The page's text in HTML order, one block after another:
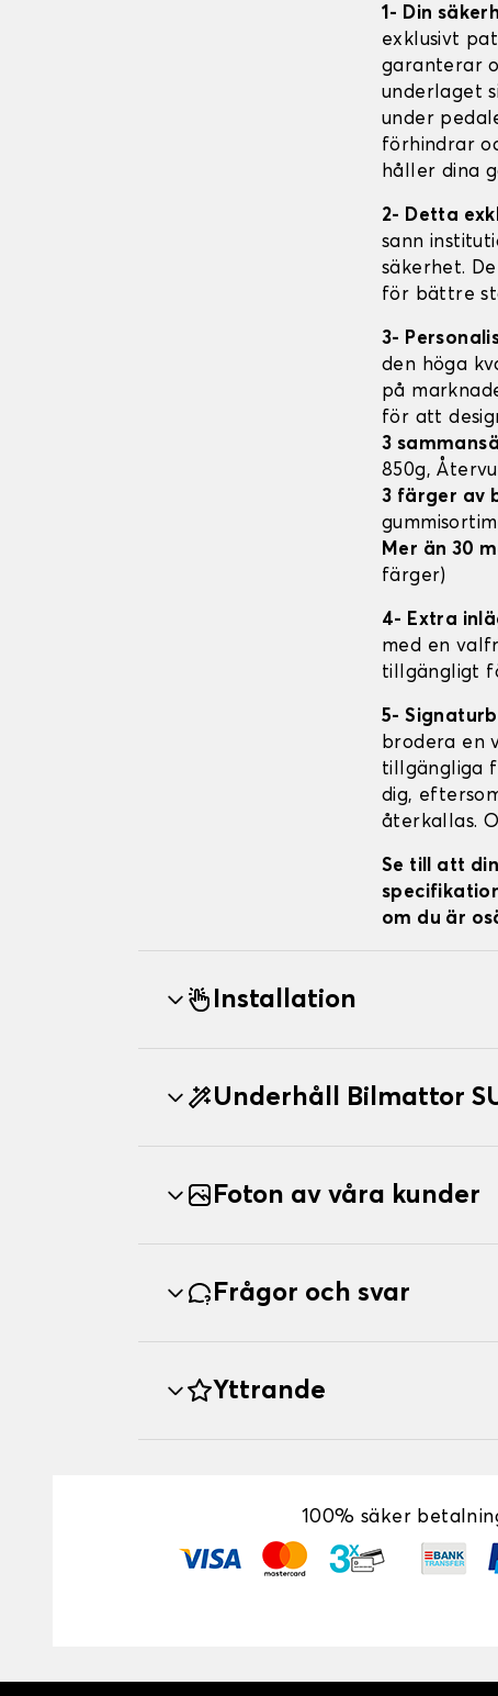
1- Din
exklusivt
garanterar
underlaget
under
förhindrar
håller dina
2- Detta
sann
säkerhet.
för bättre
3-
den höga
på
för att
3
850g,
3 färger av
Mer än 30
färger)
4- Extra
med en
tillgängligt
5-
brodera en
tillgängliga
dig,
återkallas.
Se till att
om du är
Installation
Underhåll Bilmattor
Foton av våra kunder
Frågor och svar
Yttrande
100% säker